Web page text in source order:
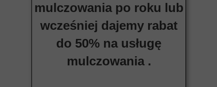
mulczowania po roku lub
wcześniej dajemy rabat
do 50% na usługę
mulczowania .